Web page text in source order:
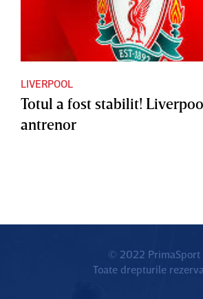
LIVERPOOL
Totul a fost stabilit!
antrenor
© 2022 PrimaSport
Toate drepturile